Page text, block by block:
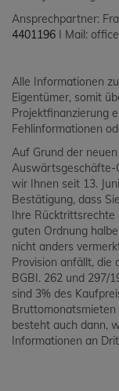
Ansprechpartner:
4401196 I Mail:
Alle Informationen
Eigentümer, somit
Projektfinanzierung
Fehlinformationen
Auf Grund der
Auswärtsgeschäfte-
wir Ihnen seit 13.
Bestätigung, dass
Ihre
guten Ordnung
nicht anders
Provision anfällt, die
BGBI. 262 und 297/
sind 3% des
Bruttomonatsmieten
besteht auch dann,
Informationen an